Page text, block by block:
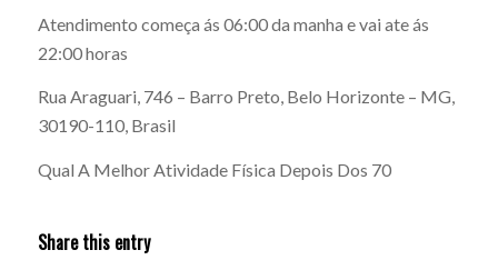
Atendimento começa ás 06:00 da manha e vai ate ás
22:00 horas
Rua Araguari, 746 – Barro Preto, Belo Horizonte – MG,
30190-110, Brasil
Qual A Melhor Atividade Física Depois Dos 70
Share this entry